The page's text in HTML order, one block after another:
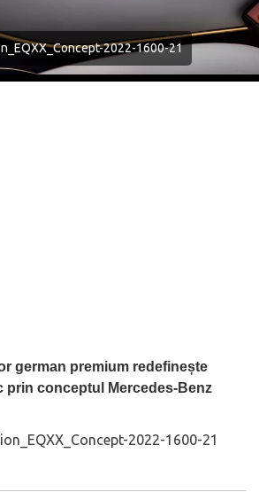
2022-1600-21
german premium redefinește
prin conceptul Mercedes-Benz
2022-1600-21